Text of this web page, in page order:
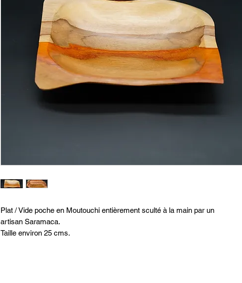
Plat / Vide poche en Moutouchi entièrement sculté à la main par un
artisan Saramaca.
Taille environ 25 cms.